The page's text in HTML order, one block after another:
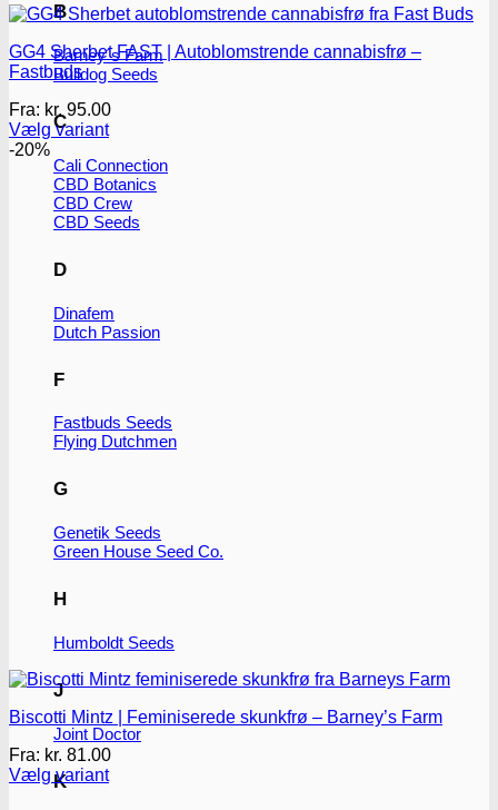
B
Barney´s Farm
Bulldog Seeds
C
Cali Connection
CBD Botanics
CBD Crew
CBD Seeds
D
Dinafem
Dutch Passion
F
Fastbuds Seeds
Flying Dutchmen
G
Genetik Seeds
Green House Seed Co.
H
Humboldt Seeds
J
Joint Doctor
K
GG4 Sherbet FAST | Autoblomstrende cannabisfrø –
Fastbuds
Fra: kr. 95.00
Vælg variant
Dette
varianter.
varesiden
-20%
Biscotti Mintz | Feminiserede skunkfrø – Barney’s Farm
Fra: kr. 81.00
Vælg variant